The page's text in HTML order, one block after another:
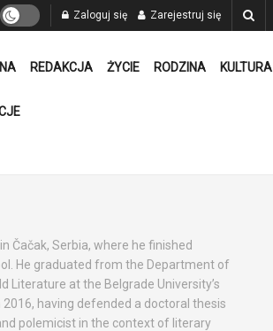
Zaloguj się Zarejestruj się
REDAKCJA ŻYCIE RODZINA KULTURA
Čačak, Serbia, where he finished
He graduated from the Department of
Literature at the Belgrade University’s
2016, having defended a doctoral thesis
polemicist in the context of literary